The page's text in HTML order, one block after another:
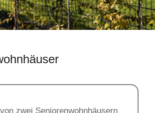
zwei Seniorenwohnhäusern